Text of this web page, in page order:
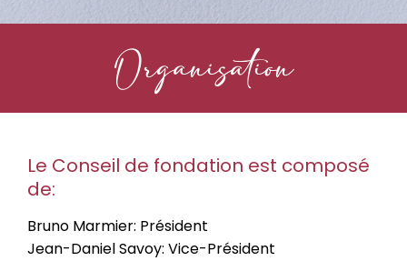
Organisation
Le Conseil de fondation est composé
de:
Bruno Marmier: Président
Jean-Daniel Savoy: Vice-Président